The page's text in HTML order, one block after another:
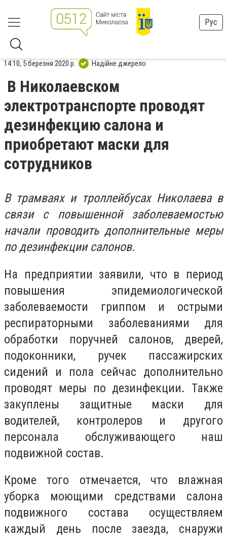
Рус
14:10, 5 березня 2020 р. Надійне джерело
В Николаевском
электротранспорте проводят
дезинфекцию салона и
приобретают маски для
сотрудников
В трамваях и троллейбусах Николаева в
связи с повышенной заболеваемостью
начали проводить дополнительные меры
по дезинфекции салонов.
На предприятии заявили, что в период
повышения эпидемиологической
заболеваемости гриппом и острыми
респираторными заболеваниями для
обработки поручней салонов, дверей,
подоконники, ручек пассажирских
сидений и пола сейчас дополнительно
проводят меры по дезинфекции. Также
закуплены защитные маски для
водителей, контролеров и другого
персонала обслуживающего наш
подвижной состав.
Кроме того отмечается, что влажная
уборка моющими средствами салона
подвижного состава осуществляем
каждый день после заезда, снаружи